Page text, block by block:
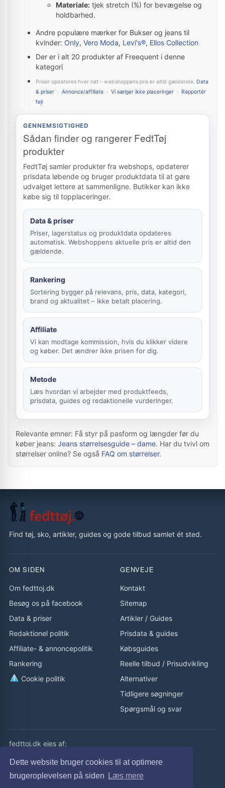
Dette website bruger cookies til at optimere
brugeroplevelsen på siden
Læs mere
Materiale: tjek stretch (%) for bevægelse og
holdbarhed.
Andre populære mærker for Bukser og jeans til
kvinder: Only, Vero Moda, Levi's®, Ellos Collection
Der er i alt 20 produkter af Freequent i denne
kategori
Priser opdateres hver nat – webshoppens pris er altid gældende. Data
& priser · Annonce/affiliate · Vi sælger ikke placeringer · Rapportér
fejl
GENNEMSIGTIGHED
Sådan finder og rangerer FedtTøj
produkter
FedtTøj samler produkter fra webshops, opdaterer
prisdata løbende og bruger produktdata til at gøre
udvalget lettere at sammenligne. Butikker kan ikke
købe sig til topplaceringer.
Data & priser
Priser, lagerstatus og produktdata opdateres
automatisk. Webshoppens aktuelle pris er altid den
gældende.
Rankering
Sortering bygger på relevans, pris, data, kategori,
brand og aktualitet – ikke betalt placering.
Affiliate
Vi kan modtage kommission, hvis du klikker videre
og køber. Det ændrer ikke prisen for dig.
Metode
Læs hvordan vi arbejder med produktfeeds,
prisdata, guides og redaktionelle vurderinger.
Relevante emner: Få styr på pasform og længder før du
køber jeans: Jeans størrelsesguide – dame. Har du tvivl om
størrelser online? Se også FAQ om størrelser.
Find tøj, sko, artikler, guides og gode tilbud samlet ét sted.
OM SIDEN
Om fedttoj.dk
Besøg os på facebook
Data & priser
Redaktionel politik
Affiliate- & annoncepolitik
Rankering
Cookie politik
GENVEJE
Kontakt
Sitemap
Artikler / Guides
Prisdata & guides
Købsguides
Reelle tilbud / Prisudvikling
Alternativer
Tidligere søgninger
Spørgsmål og svar
fedttoj.dk ejes af:
eLaursen ApS
Cvr: 32308929